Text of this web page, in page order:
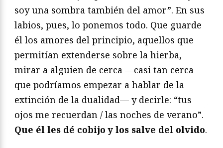
soy una sombra también del amor”. En sus
labios, pues, lo ponemos todo. Que guarde
él los amores del principio, aquellos que
permitían extenderse sobre la hierba,
mirar a alguien de cerca —casi tan cerca
que podríamos empezar a hablar de la
extinción de la dualidad— y decirle: “tus
ojos me recuerdan / las noches de verano”.
Que él les dé cobijo y los salve del olvido.